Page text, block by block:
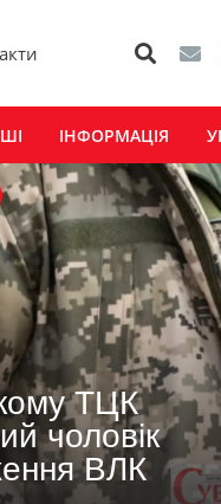
ІНФОРМАЦІЯ
ТЦК
чоловік
ВЛК